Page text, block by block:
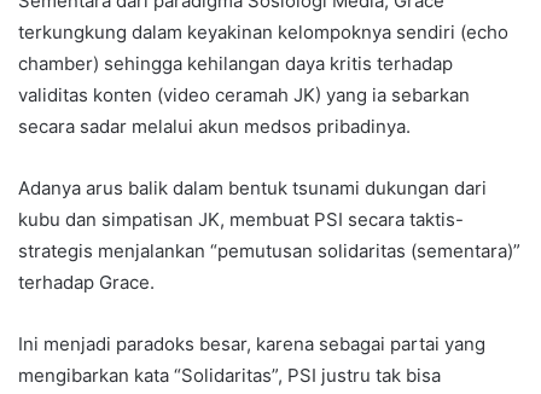
terkungkung dalam keyakinan kelompoknya sendiri (echo
chamber) sehingga kehilangan daya kritis terhadap
validitas konten (video ceramah JK) yang ia sebarkan
secara sadar melalui akun medsos pribadinya.
Adanya arus balik dalam bentuk tsunami dukungan dari
kubu dan simpatisan JK, membuat PSI secara taktis-
strategis menjalankan “pemutusan solidaritas (sementara)”
terhadap Grace.
Ini menjadi paradoks besar, karena sebagai partai yang
mengibarkan kata “Solidaritas”, PSI justru tak bisa